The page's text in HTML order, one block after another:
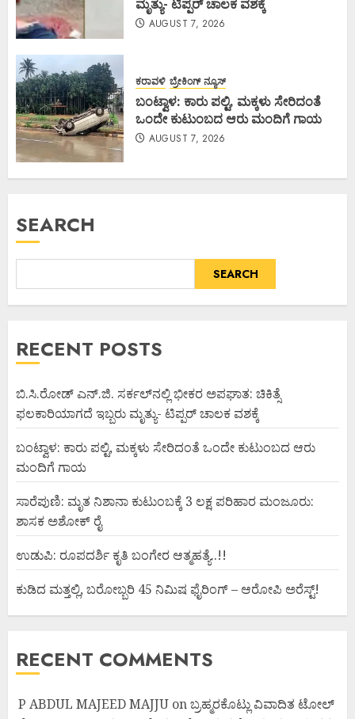
ಮೃತ್ಯು- ಟಿಪ್ಪರ್ ಚಾಲಕ ವಶಕ್ಕೆ
AUGUST 7, 2026
ಕರಾವಳಿ ಬ್ರೇಕಿಂಗ್ ನ್ಯೂಸ್
ಬಂಟ್ವಾಳ: ಕಾರು ಪಲ್ಟಿ, ಮಕ್ಕಳು ಸೇರಿದಂತೆ
ಒಂದೇ ಕುಟುಂಬದ ಆರು ಮಂದಿಗೆ ಗಾಯ
AUGUST 7, 2026
SEARCH
SEARCH
RECENT POSTS
ಬಿ.ಸಿ.ರೋಡ್ ಎನ್.ಜಿ. ಸರ್ಕಲ್‌ನಲ್ಲಿ ಭೀಕರ ಅಪಘಾತ: ಚಿಕಿತ್ಸೆ
ಫಲಕಾರಿಯಾಗದೆ ಇಬ್ಬರು ಮೃತ್ಯು- ಟಿಪ್ಪರ್ ಚಾಲಕ ವಶಕ್ಕೆ
ಬಂಟ್ವಾಳ: ಕಾರು ಪಲ್ಟಿ, ಮಕ್ಕಳು ಸೇರಿದಂತೆ ಒಂದೇ ಕುಟುಂಬದ ಆರು
ಮಂದಿಗೆ ಗಾಯ
ಸಾರೆಪುಣಿ: ಮೃತ ನಿಶಾನಾ ಕುಟುಂಬಕ್ಕೆ 3 ಲಕ್ಷ ಪರಿಹಾರ ಮಂಜೂರು:
ಶಾಸಕ ಅಶೋಕ್ ರೈ
ಉಡುಪಿ: ರೂಪದರ್ಶಿ ಕೃತಿ ಬಂಗೇರ ಆತ್ಮಹತ್ಯೆ..!!
ಕುಡಿದ ಮತ್ತಲ್ಲಿ, ಬರೋಬ್ಬರಿ 45 ನಿಮಿಷ ಫೈರಿಂಗ್ – ಆರೋಪಿ ಅರೆಸ್ಟ್!
RECENT COMMENTS
P ABDUL MAJEED MAJJU onಬ್ರಹ್ಮರಕೊಟ್ಲು ವಿವಾದಿತ ಟೋಲ್